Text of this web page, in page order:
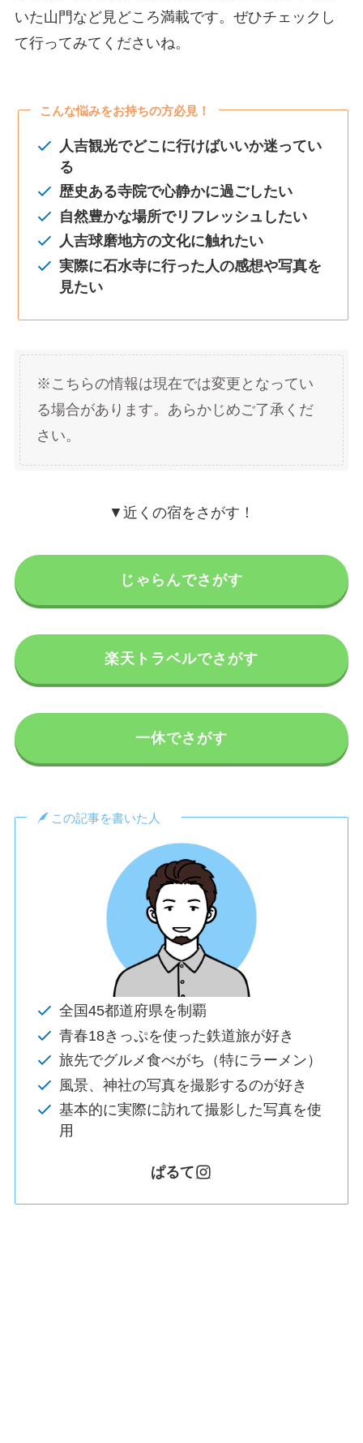
いた山門など見どころ満載です。ぜひチェックし
て行ってみてくださいね。
こんな悩みをお持ちの方必見！
人吉観光でどこに行けばいいか迷ってい
る
歴史ある寺院で心静かに過ごしたい
自然豊かな場所でリフレッシュしたい
人吉球磨地方の文化に触れたい
実際に石水寺に行った人の感想や写真を
見たい
※こちらの情報は現在では変更となってい
る場合があります。あらかじめご了承くだ
さい。
▼近くの宿をさがす！
じゃらんでさがす
楽天トラベルでさがす
一休でさがす
この記事を書いた人
全国45都道府県を制覇
青春18きっぷを使った鉄道旅が好き
旅先でグルメ食べがち（特にラーメン）
風景、神社の写真を撮影するのが好き
基本的に実際に訪れて撮影した写真を使
用
ぱるて